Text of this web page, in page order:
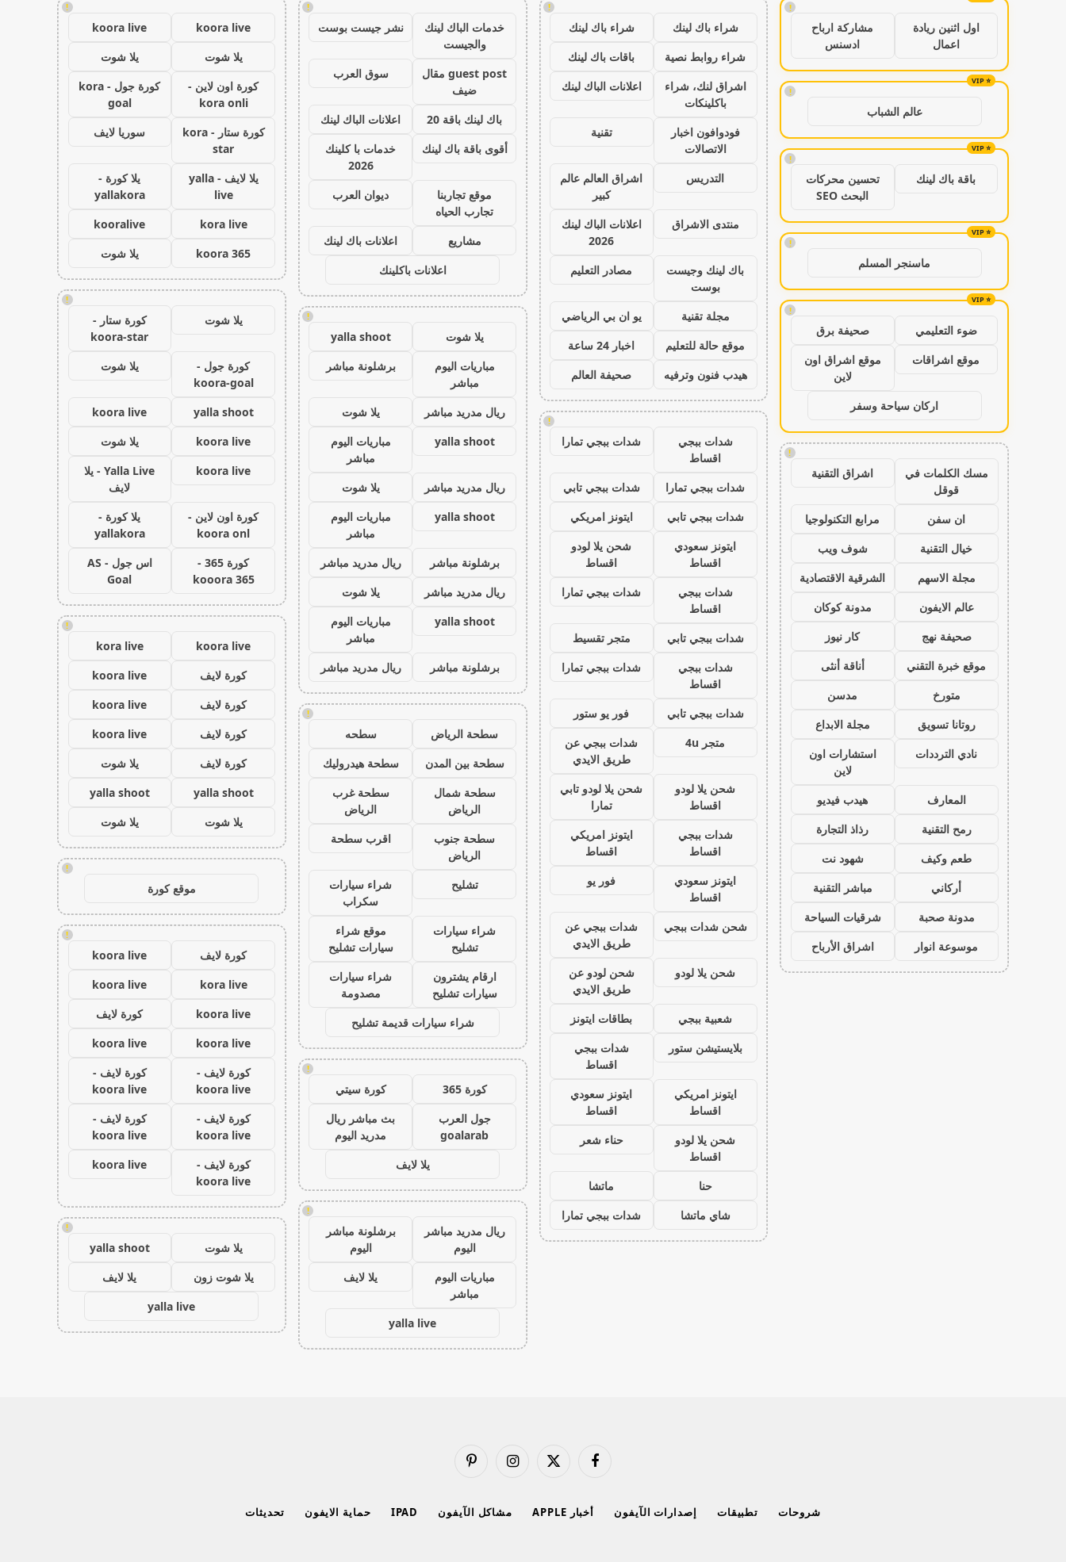
!
اول اثنين ريادة
اعمال
مشاركة ارباح
ادسنس
!
عالم الشباب
!
باقة باك لينك
تحسين محركات
البحث SEO
!
ماسنجر المسلم
!
ضوء التعليمي
صحيفة برق
موقع اشراقات
موقع اشراق اون
لاين
اركان سياحة وسفر
!
مسك الكلمات في
قوقل
اشراق التقنية
ان سفن
مرابع التكنولوجيا
خيال التقنية
شوف ويب
مجلة الاسهم
الشرقية الاقتصادية
عالم الايفون
مدونة كوكان
صحيفة نهج
كار نيوز
موقع خبرة التقني
أناقة أنثى
متورخ
مدسن
روتانا تسويق
مجلة الابداع
نادي الترددات
استشارات اون
لاين
المعارف
هيدب فيديو
رمح التقنية
رذاذ التجارة
طعم وكيف
شهود نت
أركاني
مباشر التقنية
مدونة صحبة
شرقيات السياحة
موسوعة انوار
اشراق الأرباح
!
شراء باك لينك
شراء باك لينك
شراء روابط نصية
باقات باك لينك
اشراق لنك، شراء
باكلينكات
اعلانات الباك لينك
فودوافون اخبار
الاتصالات
تقنية
التدريس
اشراق العالم عالم
كبير
منتدى الاشراق
اعلانات الباك لينك
2026
باك لينك وجيست
بوست
مصادر التعليم
مجلة تقنية
يو ان بي الرياضي
موقع حالة للتعليم
اخبار 24 ساعة
هيدب فنون وترفيه
صحيفة العالم
!
شدات ببجي
اقساط
شدات ببجي تمارا
شدات ببجي تمارا
شدات ببجي تابي
شدات ببجي تابي
ايتونز امريكي
ايتونز سعودي
اقساط
شحن يلا لودو
اقساط
شدات ببجي
اقساط
شدات ببجي تمارا
شدات ببجي تابي
متجر تقسيط
شدات ببجي
اقساط
شدات ببجي تمارا
شدات ببجي تابي
فور يو ستور
متجر 4u
شدات ببجي عن
طريق الايدي
شحن يلا لودو
اقساط
شحن يلا لودو تابي
تمارا
شدات ببجي
اقساط
ايتونز امريكي
اقساط
ايتونز سعودي
اقساط
فور يو
شحن شدات ببجي
شدات ببجي عن
طريق الايدي
شحن يلا لودو
شحن لودو عن
طريق الايدي
شعبية ببجي
بطاقات ايتونز
بلايستيشن ستور
شدات ببجي
اقساط
ايتونز امريكي
اقساط
ايتونز سعودي
اقساط
شحن يلا لودو
اقساط
حناء شعر
حنا
ماتشا
شاي ماتشا
شدات ببجي تمارا
!
خدمات الباك لينك
والجيست
نشر جيست بوست
guest post مقال
ضيف
سوق العرب
باك لينك باقة 20
اعلانات الباك لينك
أقوى باقة باك لينك
خدمات با كلينك
2026
موقع تجاربنا
تجارب الحياه
ديوان العرب
مشاريع
اعلانات باك لينك
اعلانات باكلينك
!
يلا شوت
yalla shoot
مباريات اليوم
مباشر
برشلونة مباشر
ريال مدريد مباشر
يلا شوت
yalla shoot
مباريات اليوم
مباشر
ريال مدريد مباشر
يلا شوت
yalla shoot
مباريات اليوم
مباشر
برشلونة مباشر
ريال مدريد مباشر
ريال مدريد مباشر
يلا شوت
yalla shoot
مباريات اليوم
مباشر
برشلونة مباشر
ريال مدريد مباشر
!
سطحة الرياض
سطحه
سطحة بين المدن
سطحة هيدروليك
سطحة شمال
الرياض
سطحة غرب
الرياض
سطحة جنوب
الرياض
اقرب سطحة
تشليح
شراء سيارات
سكراب
شراء سيارات
تشليح
موقع شراء
سيارات تشليح
ارقام يشترون
سيارات تشليح
شراء سيارات
مصدومة
شراء سيارات قديمة تشليح
!
كورة 365
كورة سيتي
جول العرب
goalarab
بث مباشر ريال
مدريد اليوم
يلا لايف
!
ريال مدريد مباشر
اليوم
برشلونة مباشر
اليوم
مباريات اليوم
مباشر
يلا لايف
yalla live
!
koora live
koora live
يلا شوت
يلا شوت
كورة اون لاين -
kora onli
كورة جول - kora
goal
كورة ستار - kora
star
سوريا لايف
يلا لايف - yalla
live
يلا كورة -
yallakora
kora live
kooralive
koora 365
يلا شوت
!
يلا شوت
كورة ستار -
koora-star
كورة جول -
koora-goal
يلا شوت
yalla shoot
koora live
koora live
يلا شوت
koora live
Yalla Live - يلا
لايف
كورة اون لاين -
koora onl
يلا كورة -
yallakora
كورة 365 -
kooora 365
اس جول - AS
Goal
!
koora live
kora live
كورة لايف
koora live
كورة لايف
koora live
كورة لايف
koora live
كورة لايف
يلا شوت
yalla shoot
yalla shoot
يلا شوت
يلا شوت
!
موقع كورة
!
كورة لايف
koora live
kora live
koora live
koora live
كورة لايف
koora live
koora live
كورة لايف -
koora live
كورة لايف -
koora live
كورة لايف -
koora live
كورة لايف -
koora live
كورة لايف -
koora live
koora live
!
يلا شوت
yalla shoot
يلا شوت زون
يلا لايف
yalla live
فيسبوك
X
الانستغرامبينتيريست
شروحات تطبيقات إصدارات الآيفون أخبار APPLE مشاكل الآيفون IPAD حماية الايفون تحديثات